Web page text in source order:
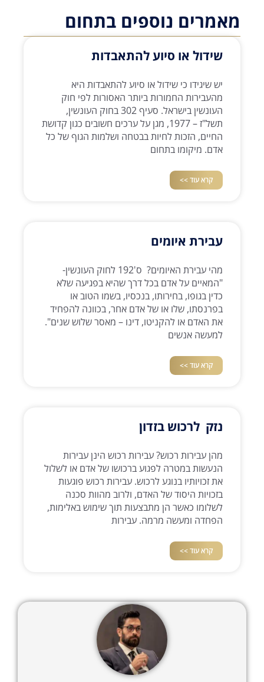
מאמרים נוספים בתחום
שידול או סיוע להתאבדות
יש שיגידו כי שידול או סיוע להתאבדות היא
מהעבירות החמורות ביותר האסורות לפי חוק
העונשין בישראל. סעיף 302 בחוק העונשין,
תשל"ז – 1977, מגן על ערכים חשובים כגון קדושת
החיים, הזכות לחיות בבטחה ושלמות הגוף של כל
אדם. מיקומו בתחום
קרא עוד >>
עבירת איומים
מהי עבירת האיומים? ס'192 לחוק העונשין-
"המאיים על אדם בכל דרך שהיא בפגיעה שלא
כדין בגופו, בחירותו, בנכסיו, בשמו הטוב או
בפרנסתו, שלו או של אדם אחר, בכוונה להפחיד
את האדם או להקניטו, דינו – מאסר שלוש שנים".
למעשה אנשים
קרא עוד >>
נזק לרכוש בזדון
מהן עבירות רכוש? עבירות רכוש הינן עבירות
הנעשות במטרה לפגוע ברכושו של אדם או לשלול
את זכויותיו בנוגע לרכוש. עבירות רכוש פוגעות
בזכויות היסוד של האדם, ולרוב מהוות סכנה
לשלומו כאשר הן מתבצעות תוך שימוש באלימות,
הפחדה ומעשה מרמה. עבירות
קרא עוד >>